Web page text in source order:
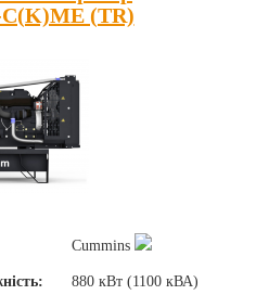
C(K)ME (TR)
Cummins
880 кВт (1100 кВА)